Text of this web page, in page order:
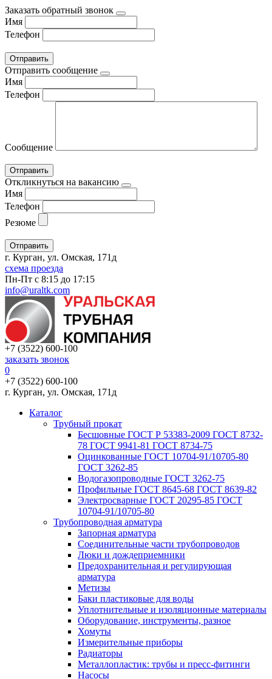
Заказать обратный звонок
Имя
Телефон
Отправить сообщение
Имя
Телефон
Сообщение
Откликнуться на вакансию
Имя
Телефон
Резюме
г. Курган, ул. Омская, 171д
схема проезда
Пн-Пт с 8:15 до 17:15
info@uraltk.com
+7 (3522) 600-100
заказать звонок
0
+7 (3522) 600-100
г. Курган, ул. Омская, 171д
Каталог
Трубный прокат
Беcшовные ГОСТ Р 53383-2009 ГОСТ 8732-
78 ГОСТ 9941-81 ГОСТ 8734-75
Оцинкованные ГОСТ 10704-91/10705-80
ГОСТ 3262-85
Водогазопроводные ГОСТ 3262-75
Профильные ГОСТ 8645-68 ГОСТ 8639-82
Электросварные ГОСТ 20295-85 ГОСТ
10704-91/10705-80
Трубопроводная арматура
Запорная арматура
Соединительные части трубопроводов
Люки и дождеприемники
Предохранительная и регулирующая
арматура
Метизы
Баки пластиковые для воды
Уплотнительные и изоляционные материалы
Оборудование, инструменты, разное
Хомуты
Измерительные приборы
Радиаторы
Металлопластик: трубы и пресс-фитинги
Насосы